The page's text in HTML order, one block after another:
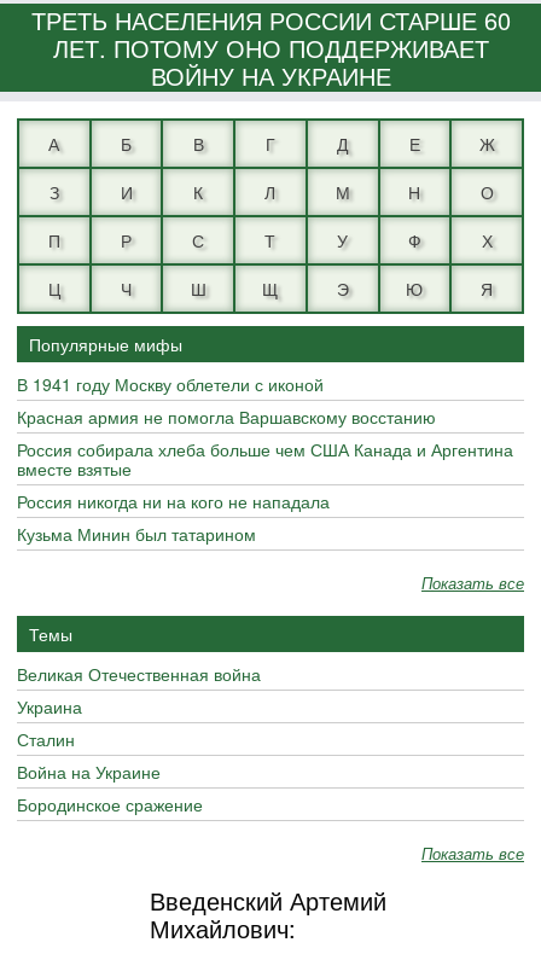
ТРЕТЬ НАСЕЛЕНИЯ РОССИИ СТАРШЕ 60
ЛЕТ. ПОТОМУ ОНО ПОДДЕРЖИВАЕТ
ВОЙНУ НА УКРАИНЕ
А Б В Г Д Е
Ж
З
И К Л М Н
О
П
Р С Т У Ф
Х
Ц
Ч Ш Щ Э Ю Я
Популярные мифы
В 1941 году Москву облетели с иконой
Красная армия не помогла Варшавскому восстанию
Россия собирала хлеба больше чем США Канада и Аргентина
вместе взятые
Россия никогда ни на кого не нападала
Кузьма Минин был татарином
Показать все
Темы
Великая Отечественная война
Украина
Сталин
Война на Украине
Бородинское сражение
Показать все
Введенский Артемий
Михайлович: